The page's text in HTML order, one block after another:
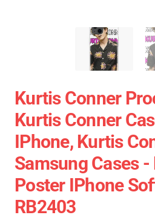
Kurtis Conner
Kurtis Conner
IPhone, Kurtis
Samsung Cases
Poster IPhone
RB2403